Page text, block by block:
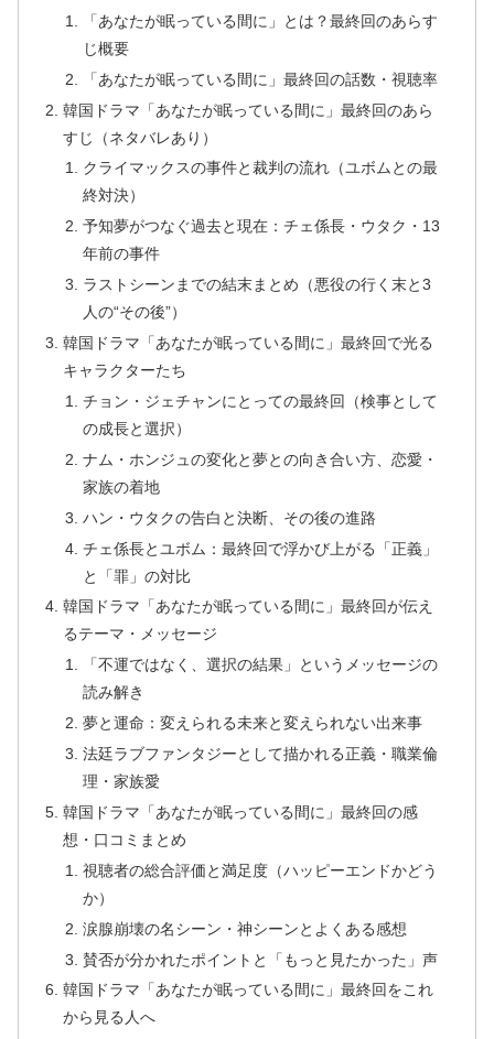
「あなたが眠っている間に」とは？最終回のあらす
じ概要
「あなたが眠っている間に」最終回の話数・視聴率
韓国ドラマ「あなたが眠っている間に」最終回のあら
すじ（ネタバレあり）
クライマックスの事件と裁判の流れ（ユボムとの最
終対決）
予知夢がつなぐ過去と現在：チェ係長・ウタク・13
年前の事件
ラストシーンまでの結末まとめ（悪役の行く末と3
人の“その後”）
韓国ドラマ「あなたが眠っている間に」最終回で光る
キャラクターたち
チョン・ジェチャンにとっての最終回（検事として
の成長と選択）
ナム・ホンジュの変化と夢との向き合い方、恋愛・
家族の着地
ハン・ウタクの告白と決断、その後の進路
チェ係長とユボム：最終回で浮かび上がる「正義」
と「罪」の対比
韓国ドラマ「あなたが眠っている間に」最終回が伝え
るテーマ・メッセージ
「不運ではなく、選択の結果」というメッセージの
読み解き
夢と運命：変えられる未来と変えられない出来事
法廷ラブファンタジーとして描かれる正義・職業倫
理・家族愛
韓国ドラマ「あなたが眠っている間に」最終回の感
想・口コミまとめ
視聴者の総合評価と満足度（ハッピーエンドかどう
か）
涙腺崩壊の名シーン・神シーンとよくある感想
賛否が分かれたポイントと「もっと見たかった」声
韓国ドラマ「あなたが眠っている間に」最終回をこれ
から見る人へ